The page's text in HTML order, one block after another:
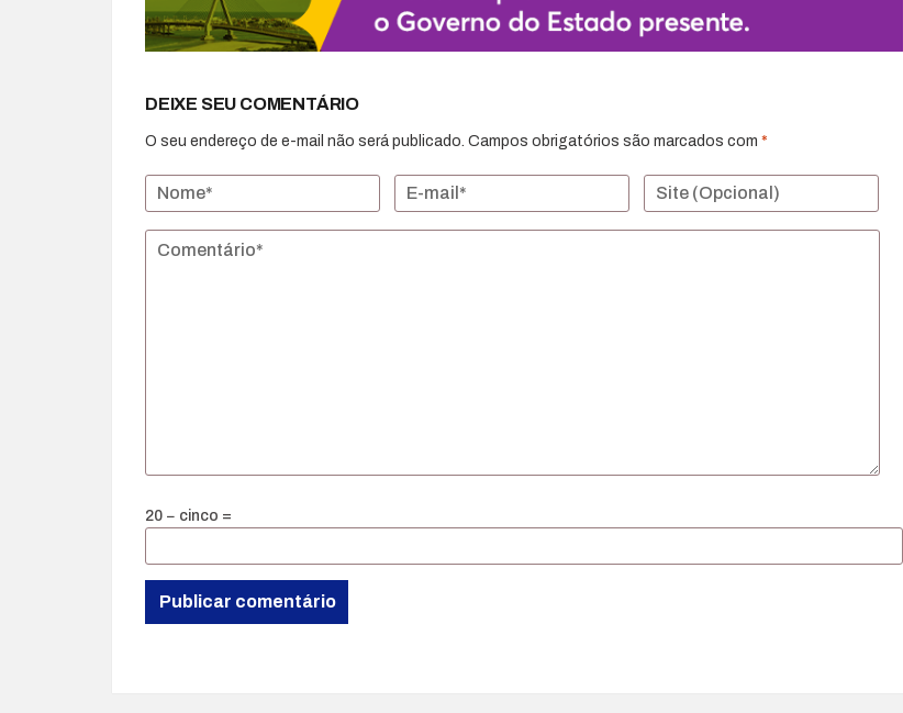
DEIXE SEU COMENTÁRIO
O seu endereço de e-mail não será publicado. Campos obrigatórios são marcados com *
20 − cinco =